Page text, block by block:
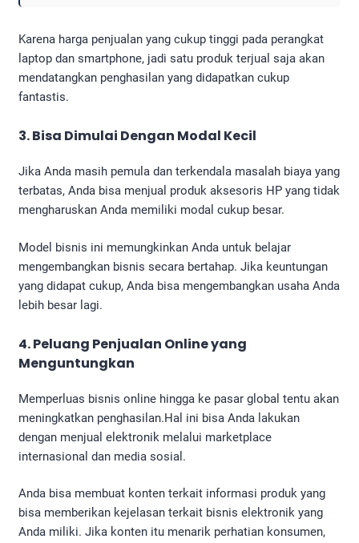
Karena harga penjualan yang cukup tinggi pada perangkat
laptop dan smartphone, jadi satu produk terjual saja akan
mendatangkan penghasilan yang didapatkan cukup
fantastis.
3. Bisa Dimulai Dengan Modal Kecil
Jika Anda masih pemula dan terkendala masalah biaya yang
terbatas, Anda bisa menjual produk aksesoris HP yang tidak
mengharuskan Anda memiliki modal cukup besar.
Model bisnis ini memungkinkan Anda untuk belajar
mengembangkan bisnis secara bertahap. Jika keuntungan
yang didapat cukup, Anda bisa mengembangkan usaha Anda
lebih besar lagi.
4.Peluang Penjualan Online yang
Menguntungkan
Memperluas bisnis online hingga ke pasar global tentu akan
meningkatkan penghasilan.Hal ini bisa Anda lakukan
dengan menjual elektronik melalui marketplace
internasional dan media sosial.
Anda bisa membuat konten terkait informasi produk yang
bisa memberikan kejelasan terkait bisnis elektronik yang
Anda miliki. Jika konten itu menarik perhatian konsumen,